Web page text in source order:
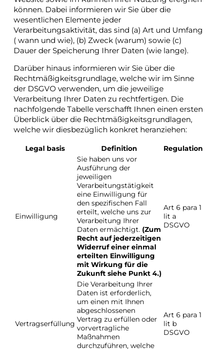
können. Dabei informieren wir Sie über die
wesentlichen Elemente jeder
Verarbeitungsaktivität, das sind (a) Art und Umfang
( wann und wie), (b) Zweck (warum) sowie (c)
Dauer der Speicherung Ihrer Daten (wie lange).
Darüber hinaus informieren wir Sie über die
Rechtmäßigkeitsgrundlage, welche wir im Sinne
der DSGVO verwenden, um die jeweilige
Verarbeitung Ihrer Daten zu rechtfertigen. Die
nachfolgende Tabelle verschafft Ihnen einen ersten
Überblick über die Rechtmäßigkeitsgrundlagen,
welche wir diesbezüglich konkret heranziehen:
Legal basis Definition Regulation
Einwilligung
Sie haben uns vor
Ausführung der
jeweiligen
Verarbeitungstätigkeit
eine Einwilligung für
den spezifischen Fall
erteilt, welche uns zur
Verarbeitung Ihrer
Daten ermächtigt. (Zum
Recht auf jederzeitigen
Widerruf einer einmal
erteilten Einwilligung
mit Wirkung für die
Zukunft siehe Punkt 4.)
Art 6 para 1
lit a
DSGVO
Vertragserfüllung
Die Verarbeitung Ihrer
Daten ist erforderlich,
um einen mit Ihnen
abgeschlossenen
Vertrag zu erfüllen oder
vorvertragliche
Maßnahmen
durchzuführen, welche
Art 6 para 1
lit b
DSGVO